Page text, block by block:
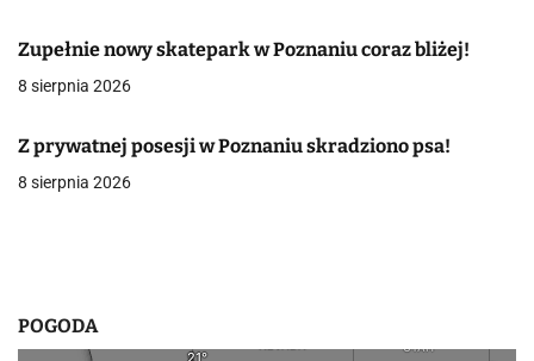
a
p
i
Zupełnie nowy skatepark w Poznaniu coraz bliżej!
8 sierpnia 2026
Z prywatnej posesji w Poznaniu skradziono psa!
8 sierpnia 2026
POGODA